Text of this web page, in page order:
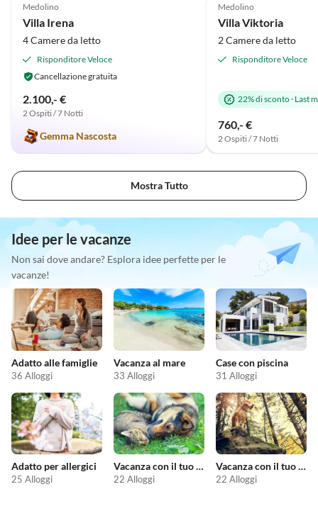
Medolino
Villa Irena
4 Camere da letto
Risponditore Veloce
Cancellazione gratuita
2.100,- €
2 Ospiti / 7 Notti
Gemma Nascosta
Medolino
Villa Viktoria
2 Camere da letto
Risponditore Veloce
22% di sconto· Last
760,- €
2 Ospiti / 7 Notti
Mostra Tutto
Idee per le vacanze
Non sai dove andare? Esplora idee perfette per le
vacanze!
Adatto alle famiglie
36 Alloggi
Vacanza al mare
33 Alloggi
Case con piscina
31 Alloggi
Adatto per allergici
25 Alloggi
Vacanza con il tuo animale domestico
22 Alloggi
Vacanza con il tuo cane
22 Alloggi